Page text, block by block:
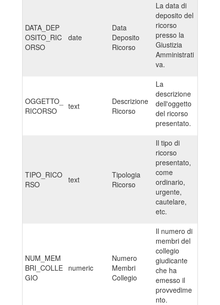
DATA_DEP
OSITO_RIC
ORSO
date
Data
Deposito
Ricorso
La data di
deposito del
ricorso
presso la
Giustizia
Amministrati
va.
OGGETTO_
RICORSO
text
Descrizione
Ricorso
La
descrizione
dell'oggetto
del ricorso
presentato.
TIPO_RICO
RSO
text
Tipologia
Ricorso
Il tipo di
ricorso
presentato,
come
ordinario,
urgente,
cautelare,
etc.
NUM_MEM
BRI_COLLE
GIO
numeric
Numero
Membri
Collegio
Il numero di
membri del
collegio
giudicante
che ha
emesso il
provvedime
nto.